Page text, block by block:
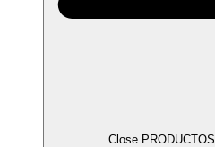
Close PRODUCTOS